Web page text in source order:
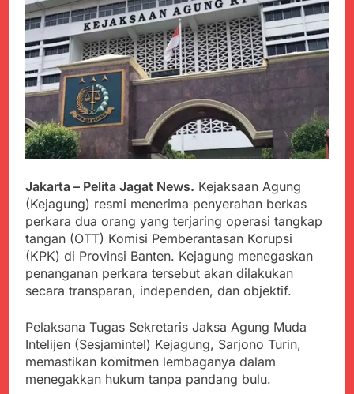
ADE SEBUT
PENYELENGGARAAN
SANGAT BAIK
Juli 22, 2024
Terungkap Dalang
Pemasok BHP Alkes ke
Puskesmas-
Puskesmas se-
kabupaten Sukabumi
selama 7 Tahun.
Juli 22, 2024
Warga Tersenyum
Bahagia Saat Satgas
Yonif 310/KK Bagikan
Puluhan Pakaian
Juli 22, 2024
Diduga Kadinkes Kab.
Sukabumi terlibat
akan kadaluarsa di
puskesmas.
Menkes diharap sidak
ke Dinkes dan keseluruh
Puskesmas di Kab.
Sukabumi terkait
Dugaan beredar nya
Obat obatan Kadaluarsa
Juli 21, 2024
Polres Sumenep
Ungkap Kasus
Pencabulan Terhadap
Anak
Juli 21, 2024
Kisruh terkait Dugaan
akan Kadaluarsa,Ketua
Komisi 4 DPRD
Kabupaten Sukabumi
Angkat Bicara
Juli 21, 2024
Perindah Gereja,
Satgas Yonif 310/KK
Lakukan Pengecatan
Juli 21, 2024
Jakarta – Pelita Jagat News. Kejaksaan Agung
(Kejagung) resmi menerima penyerahan berkas
perkara dua orang yang terjaring operasi tangkap
tangan (OTT) Komisi Pemberantasan Korupsi
(KPK) di Provinsi Banten. Kejagung menegaskan
penanganan perkara tersebut akan dilakukan
secara transparan, independen, dan objektif.
Pelaksana Tugas Sekretaris Jaksa Agung Muda
Intelijen (Sesjamintel) Kejagung, Sarjono Turin,
memastikan komitmen lembaganya dalam
menegakkan hukum tanpa pandang bulu.